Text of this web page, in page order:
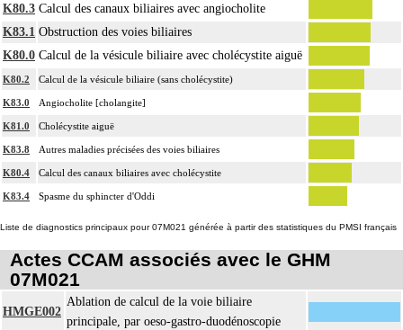
K80.3 Calcul des canaux biliaires avec angiocholite
K83.1 Obstruction des voies biliaires
K80.0 Calcul de la vésicule biliaire avec cholécystite aiguë
K80.2 Calcul de la vésicule biliaire (sans cholécystite)
K83.0 Angiocholite [cholangite]
K81.0 Cholécystite aiguë
K83.8 Autres maladies précisées des voies biliaires
K80.4 Calcul des canaux biliaires avec cholécystite
K83.4 Spasme du sphincter d'Oddi
Liste de diagnostics principaux pour 07M021 générée à partir des statistiques du PMSI français
Actes CCAM associés avec le GHM
07M021
HMGE002
Ablation de calcul de la voie biliaire
principale, par oeso-gastro-duodénoscopie